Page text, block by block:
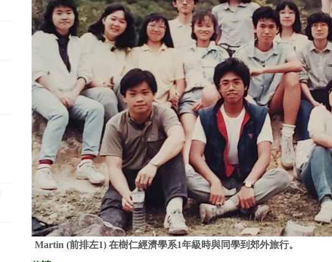
Martin (前排左1) 在樹仁經濟學系1年級時與同學到郊外旅行。